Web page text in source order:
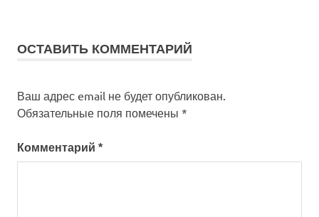
ОСТАВИТЬ КОММЕНТАРИЙ
Ваш адрес email не будет опубликован.
Обязательные поля помечены *
Комментарий *